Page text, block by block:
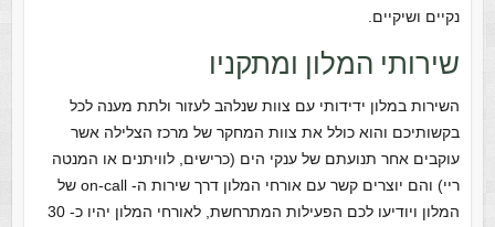
נקיים ושיקיים.
שירותי המלון ומתקניו
השירות במלון ידידותי עם צוות שנלהב לעזור ולתת מענה לכל
בקשותיכם והוא כולל את צוות המחקר של מרכז הצלילה אשר
עוקבים אחר תנועתם של ענקי הים (כרישים, לוויתנים או המנטה
ריי) והם יוצרים קשר עם אורחי המלון דרך שירות ה- on-call של
המלון ויודיעו לכם הפעילות המתרחשת, לאורחי המלון יהיו כ- 30